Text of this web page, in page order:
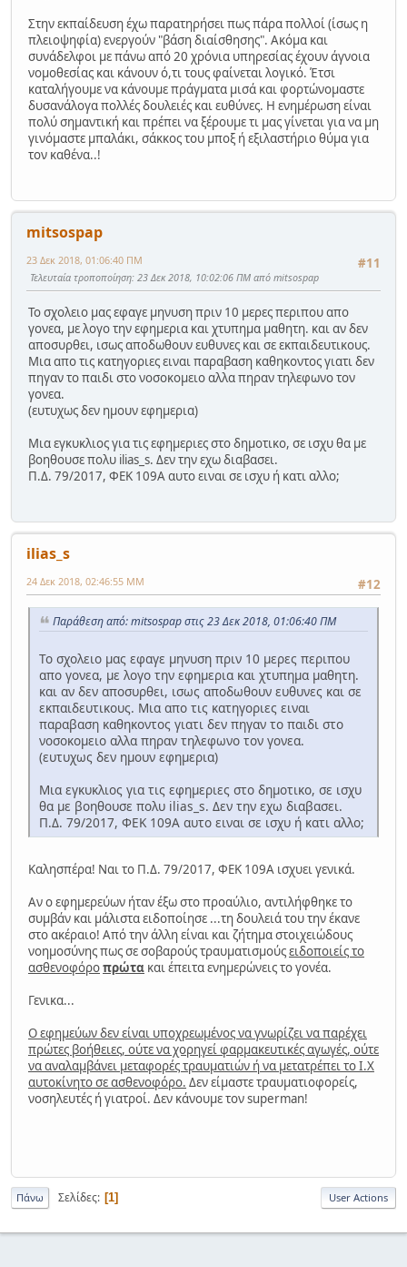
Στην εκπαίδευση έχω παρατηρήσει πως πάρα πολλοί (ίσως η
πλειοψηφία) ενεργούν "βάση διαίσθησης". Ακόμα και
συνάδελφοι με πάνω από 20 χρόνια υπηρεσίας έχουν άγνοια
νομοθεσίας και κάνουν ό,τι τους φαίνεται λογικό. Έτσι
καταλήγουμε να κάνουμε πράγματα μισά και φορτώνομαστε
δυσανάλογα πολλές δουλειές και ευθύνες. Η ενημέρωση είναι
πολύ σημαντική και πρέπει να ξέρουμε τι μας γίνεται για να μη
γινόμαστε μπαλάκι, σάκκος του μποξ ή εξιλαστήριο θύμα για
τον καθένα..!
mitsospap
#11
23 Δεκ 2018, 01:06:40 ΠΜ
Τελευταία τροποποίηση: 23 Δεκ 2018, 10:02:06 ΠΜ από mitsospap
Το σχολειο μας εφαγε μηνυση πριν 10 μερες περιπου απο
γονεα, με λογο την εφημερια και χτυπημα μαθητη. και αν δεν
αποσυρθει, ισως αποδωθουν ευθυνες και σε εκπαιδευτικους.
Μια απο τις κατηγοριες ειναι παραβαση καθηκοντος γιατι δεν
πηγαν το παιδι στο νοσοκομειο αλλα πηραν τηλεφωνο τον
γονεα.
(ευτυχως δεν ημουν εφημερια)
Μια εγκυκλιος για τις εφημεριες στο δημοτικο, σε ισχυ θα με
βοηθουσε πολυ ilias_s. Δεν την εχω διαβασει.
Π.Δ. 79/2017, ΦΕΚ 109Α αυτο ειναι σε ισχυ ή κατι αλλο;
ilias_s
#12
24 Δεκ 2018, 02:46:55 ΜΜ
Παράθεση από: mitsospap στις 23 Δεκ 2018, 01:06:40 ΠΜ
Το σχολειο μας εφαγε μηνυση πριν 10 μερες περιπου
απο γονεα, με λογο την εφημερια και χτυπημα μαθητη.
και αν δεν αποσυρθει, ισως αποδωθουν ευθυνες και σε
εκπαιδευτικους. Μια απο τις κατηγοριες ειναι
παραβαση καθηκοντος γιατι δεν πηγαν το παιδι στο
νοσοκομειο αλλα πηραν τηλεφωνο τον γονεα.
(ευτυχως δεν ημουν εφημερια)
Μια εγκυκλιος για τις εφημεριες στο δημοτικο, σε ισχυ
θα με βοηθουσε πολυ ilias_s. Δεν την εχω διαβασει.
Π.Δ. 79/2017, ΦΕΚ 109Α αυτο ειναι σε ισχυ ή κατι αλλο;
Καλησπέρα! Ναι το Π.Δ. 79/2017, ΦΕΚ 109Α ισχυει γενικά.
Αν ο εφημερεύων ήταν έξω στο προαύλιο, αντιλήφθηκε το
συμβάν και μάλιστα ειδοποίησε ...τη δουλειά του την έκανε
στο ακέραιο! Από την άλλη είναι και ζήτημα στοιχειώδους
νοημοσύνης πως σε σοβαρούς τραυματισμούςειδοποιείς το
ασθενοφόροπρώτα και έπειτα ενημερώνεις το γονέα.
Γενικα...
Ο εφημεύων δεν είναι υποχρεωμένος να γνωρίζει να παρέχει
πρώτες βοήθειες, ούτε να χορηγεί φαρμακευτικές αγωγές, ούτε
να αναλαμβάνει μεταφορές τραυματιών ή να μετατρέπει το Ι.Χ
αυτοκίνητο σε ασθενοφόρο. Δεν είμαστε τραυματιοφορείς,
νοσηλευτές ή γιατροί. Δεν κάνουμε τον superman!
Πάνω Σελίδες 1 User Actions